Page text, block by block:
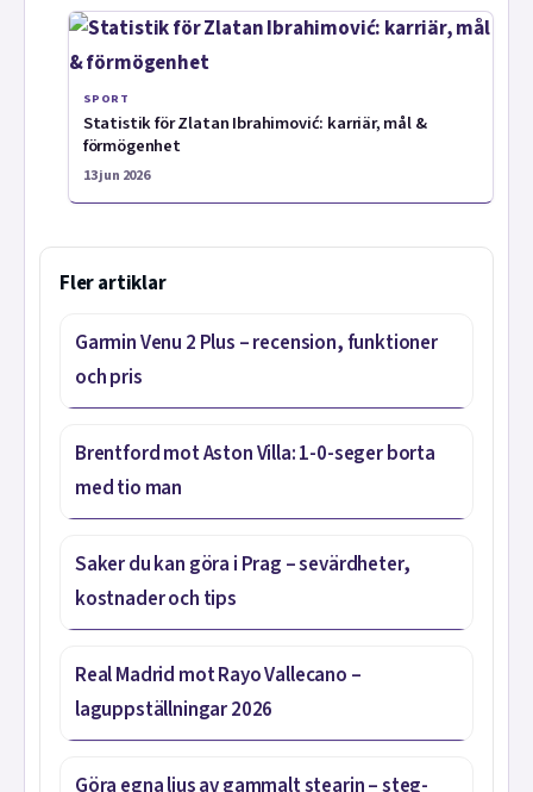
SPORT
Statistik för Zlatan Ibrahimović: karriär, mål &
förmögenhet
13 jun 2026
Fler artiklar
Garmin Venu 2 Plus – recension, funktioner
och pris
Brentford mot Aston Villa: 1-0-seger borta
med tio man
Saker du kan göra i Prag – sevärdheter,
kostnader och tips
Real Madrid mot Rayo Vallecano –
laguppställningar 2026
Göra egna ljus av gammalt stearin – steg-